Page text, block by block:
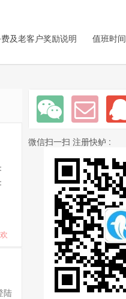
及老客户奖励说明 值班时间
陆
微信扫一扫 注册快鲈 :